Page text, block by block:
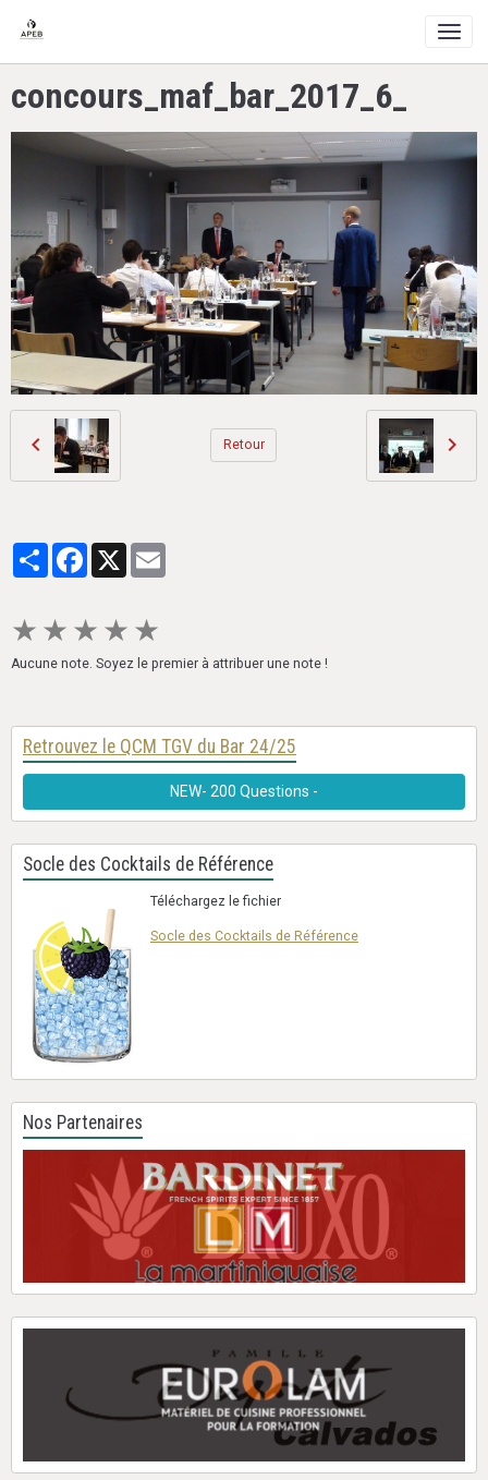
concours_maf_bar_2017_6_
Retour
PartagerFacebook
X
★ ★ ★ ★ ★
Aucune note. Soyez le premier à attribuer une note !
Retrouvez le QCM TGV du Bar 24/25
NEW- 200 Questions -
Socle des Cocktails de Référence
Téléchargez le fichier
Socle des Cocktails de Référence
Nos Partenaires